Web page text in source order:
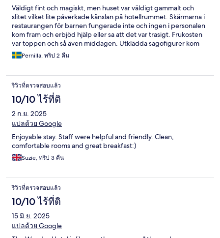
Väldigt fint och magiskt, men huset var väldigt gammalt och
slitet vilket lite påverkade känslan på hotellrummet. Skärmarna i
restaurangen för barnen fungerade inte och ingen i personalen
kom fram och erbjöd hjälp eller sa att det var trasigt. Frukosten
var toppen och så även middagen. Utklädda sagofigurer kom
förbi under frukosten och det var små gåvor till barnen hela
tiden vilket trots allt gjorde det hela till en magisk plats.
Pernilla, ทริป 2 คืน
รีวิวที่ตรวจสอบแล้ว
10/10 ไร้ที่ติ
2 ก.ย. 2025
แปลด้วย Google
Enjoyable stay. Staff were helpful and friendly. Clean,
comfortable rooms and great breakfast:)
Suzie, ทริป 3 คืน
รีวิวที่ตรวจสอบแล้ว
10/10 ไร้ที่ติ
15 มิ.ย. 2025
แปลด้วย Google